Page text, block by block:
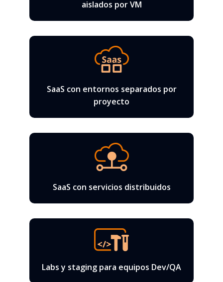
aislados por VM
SaaS con entornos separados por
proyecto
SaaS con servicios distribuidos
Labs y staging para equipos Dev/QA